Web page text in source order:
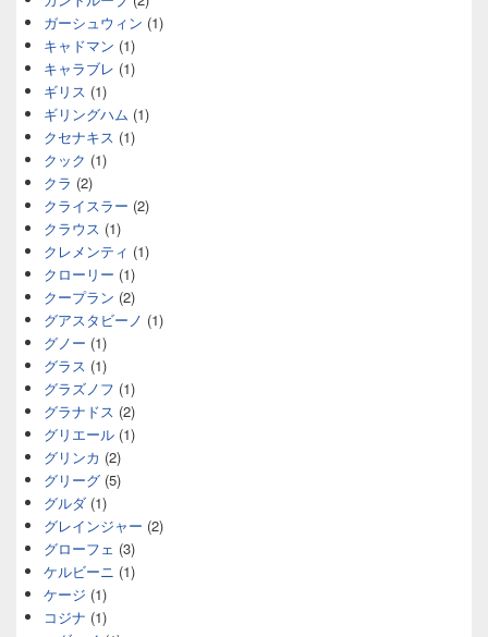
ガーシュウィン (1)
キャドマン (1)
キャラブレ (1)
ギリス (1)
ギリングハム (1)
クセナキス (1)
クック (1)
クラ (2)
クライスラー (2)
クラウス (1)
クレメンティ (1)
クローリー (1)
クープラン (2)
グアスタビーノ (1)
グノー (1)
グラス (1)
グラズノフ (1)
グラナドス (2)
グリエール (1)
グリンカ (2)
グリーグ (5)
グルダ (1)
グレインジャー (2)
グローフェ (3)
ケルビーニ (1)
ケージ (1)
コジナ (1)